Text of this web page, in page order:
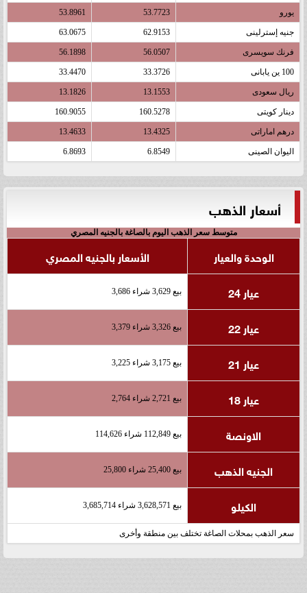
يورو 53.7723
53.8961
جنيه إسترلينى 62.9153
63.0675
فرنك سويسرى 56.0507
56.1898
100 ين يابانى 33.3726
33.4470
ريال سعودى 13.1553
13.1826
دينار كويتى 160.5278
160.9055
درهم اماراتى 13.4325
13.4633
اليوان الصينى 6.8549
6.8693
أسعار الذهب
متوسط سعر الذهب اليوم بالصاغة بالجنيه المصري
الوحدة والعيار
الأسعار بالجنيه المصري
عيار 24
بيع 3,629 شراء 3,686
عيار 22 بيع 3,326 شراء 3,379
عيار 21 بيع 3,175 شراء 3,225
عيار 18 بيع 2,721 شراء 2,764
الاونصة بيع 112,849 شراء 114,626
الجنيه الذهب بيع 25,400 شراء 25,800
الكيلو بيع 3,628,571 شراء 3,685,714
سعر الذهب بمحلات الصاغة تختلف بين منطقة وأخرى